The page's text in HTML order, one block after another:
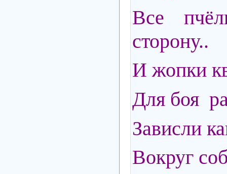
Все
сторону..
И жопки
Для боя
Зависли
Вокруг